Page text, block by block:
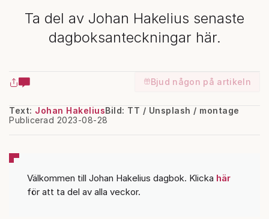
Ta del av Johan Hakelius senaste
dagboksanteckningar här.
Bjud någon på artikeln
Text: Johan Hakelius
Publicerad 2023-08-28
Bild: TT / Unsplash / montage
Välkommen till Johan Hakelius dagbok. Klicka här
för att ta del av alla veckor.